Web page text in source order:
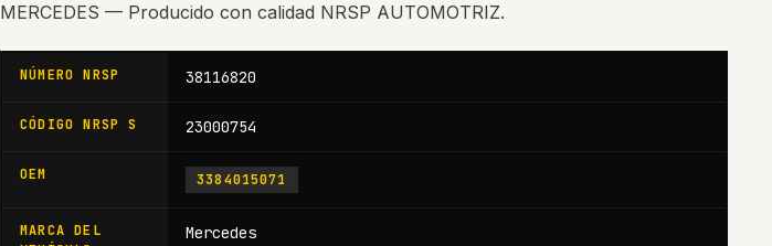
MERCEDES — Producido con calidad NRSP AUTOMOTRIZ.
NÚMERO NRSP 38116820
CÓDIGO NRSP S 23000754
OEM 3384015071
MARCA DEL
Mercedes